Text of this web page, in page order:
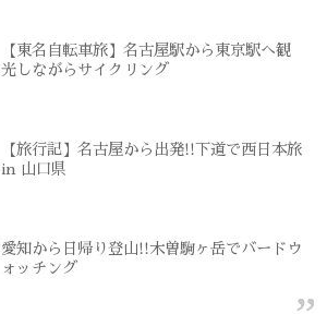
【東名自転車旅】名古屋駅から東京駅へ観
光しながらサイクリング
【旅行記】名古屋から出発!!下道で西日本旅
in 山口県
愛知から日帰り登山!!木曽駒ヶ岳でバードウ
ォッチング